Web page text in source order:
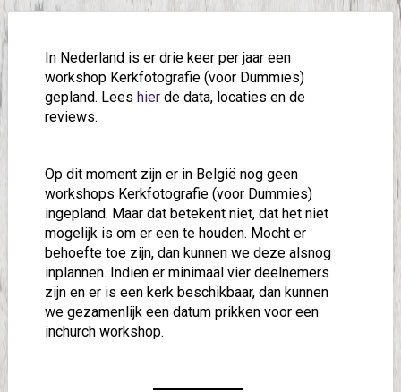
In Nederland is er drie keer per jaar een
workshop Kerkfotografie (voor Dummies)
gepland. Lees hierde data, locaties en de
reviews.
Op dit moment zijn er in België nog geen
workshops Kerkfotografie (voor Dummies)
ingepland. Maar dat betekent niet, dat het niet
mogelijk is om er een te houden. Mocht er
behoefte toe zijn, dan kunnen we deze alsnog
inplannen. Indien er minimaal vier deelnemers
zijn en er is een kerk beschikbaar, dan kunnen
we gezamenlijk een datum prikken voor een
inchurch workshop.